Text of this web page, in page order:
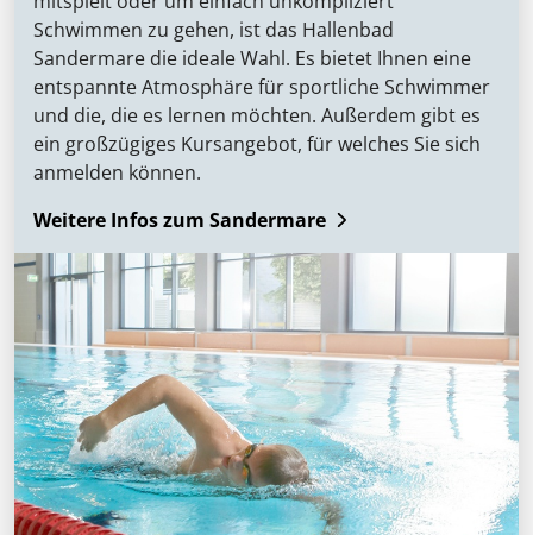
Schwimmen zu gehen, ist das Hallenbad
Sandermare die ideale Wahl. Es bietet Ihnen eine
entspannte Atmosphäre für sportliche Schwimmer
und die, die es lernen möchten. Außerdem gibt es
ein großzügiges Kursangebot, für welches Sie sich
anmelden können.
Weitere Infos zum Sandermare